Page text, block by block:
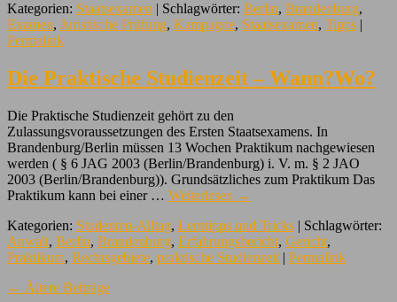
Kategorien: Staatsexamen | Schlagwörter: Berlin, Brandenburg,
Examen, Juristische Prüfung, Kampagne, Staatsexamen, Tipps |
Permalink
Die Praktische Studienzeit – Wann?Wo?
Die Praktische Studienzeit gehört zu den
Zulassungsvoraussetzungen des Ersten Staatsexamens. In
Brandenburg/Berlin müssen 13 Wochen Praktikum nachgewiesen
werden ( § 6 JAG 2003 (Berlin/Brandenburg) i. V. m. § 2 JAO
2003 (Berlin/Brandenburg)). Grundsätzliches zum Praktikum Das
Praktikum kann bei einer … Weiterlesen →
Kategorien: Studenten-Alltag, Lerntipps und Tricks | Schlagwörter:
Anwalt, Berlin, Brandenburg, Erfahrungsbericht, Gericht,
Praktikum, Rechtsgebiete, praktische Studienzeit | Permalink
← Ältere Beiträge